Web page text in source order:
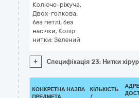
Колючо-ріжуча,
Двох-голкова,
без петлі, без
насічки, Колір
нитки: Зелений
+ Специфікація 23: Нитки
КОНКРЕТНА НАЗВА
КІЛЬКІСТЬ